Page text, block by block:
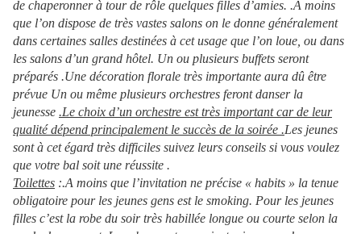
de chaperonner à tour de rôle quelques filles d’amies. .A moins
que l’on dispose de très vastes salons on le donne généralement
dans certaines salles destinées à cet usage que l’on loue, ou dans
les salons d’un grand hôtel. Un ou plusieurs buffets seront
préparés .Une décoration florale très importante aura dû être
prévue Un ou même plusieurs orchestres feront danser la
jeunesse .Le choix d’un orchestre est très important car de leur
qualité dépend principalement le succès de la soirée .Les jeunes
sont à cet égard très difficiles suivez leurs conseils si vous voulez
que votre bal soit une réussite .
Toilettes :.A moins que l’invitation ne précise « habits » la tenue
obligatoire pour les jeunes gens est le smoking. Pour les jeunes
filles c’est la robe du soir très habillée longue ou courte selon la